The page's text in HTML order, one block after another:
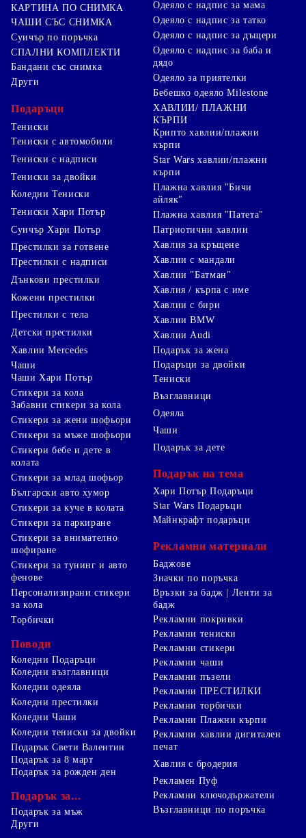
КАРТИНА ПО СНИМКА
ЧАШИ СЪС СНИМКА
Суичър по поръчка
СПАЛНИ КОМПЛЕКТИ
Бандани със снимка
Други
Подаръци
Тениски
Тениски с автомобили
Тениски с надписи
Тениски за двойки
Коледни Тениски
Тениски Хари Потър
Суичър Хари Потър
Престилки за готвене
Престилки с надписи
Дънкови престилки
Кожени престилки
Престилки с тела
Детски престилки
Одеяло с надпис за мама
Одеяло с надпис за татко
Одеяло с надпис за дъщери
Одеяло с надпис за баба и
дядо
Одеяло за приятелки
Бебешко одеяло Milestone
ХАВЛИИ/ ПЛАЖНИ
КЪРПИ
Крипто хавлии/плажни
кърпи
Star Wars хавлии/плажни
кърпи
Плажна хавлия "Бичи
айляк"
Плажна хавлия "Патета"
Патриотични хавлии
Хавлия за кръщене
Хавлии с мандали
Хавлии "Батман"
Хавлия / кърпа с име
Хавлии с бири
Хавлии BMW
Хавлии Audi
Хавлии Mercedes
Чаши
Чаши Хари Потър
Стикери за кола
Забавни стикери за кола
Стикери за жени шофьори
Стикери за мъже шофьори
Стикери бебе и дете в
колата
Стикери за млад шофьор
Български авто хумор
Стикери за куче в колата
Стикери за паркиране
Стикери за внимателно
шофиране
Стикери за тунинг и авто
фенове
Персонализирани стикери
за кола
Торбички
Поводи
Коледни Подаръци
Коледни възглавници
Коледни одеяла
Коледни престилки
Коледни Чаши
Коледни тениски за двойки
Подарък Свети Валентин
Подарък за 8 март
Подарък за рожден ден
Подарък за...
Подарък за мъж
Подарък за жена
Подаръци за двойки
Тениски
Възглавници
Одеяла
Чаши
Подарък за дете
Подарък на тема
Хари Потър Подаръци
Star Wars Подаръци
Майнкрафт подаръци
Рекламни материали
Баджове
Значки по поръчка
Връзки за бадж | Ленти за
бадж
Рекламни покривки
Рекламни тениски
Рекламни стикери
Рекламни чаши
Рекламни пъзели
Рекламни ПРЕСТИЛКИ
Рекламни торбички
Рекламни Плажни кърпи
Рекламни хавлии дигитален
печат
Хавлия с бродерия
Рекламен Пуф
Рекламни ключодържатели
Възглавници по поръчка
Други